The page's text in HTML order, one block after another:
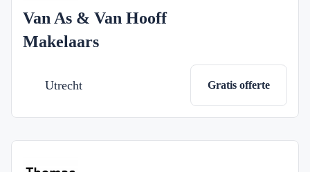
Van As & Van Hooff
Makelaars
Utrecht Gratis offerte